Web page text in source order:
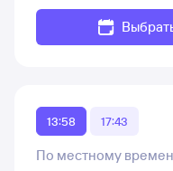
13:58 17:43
По местному